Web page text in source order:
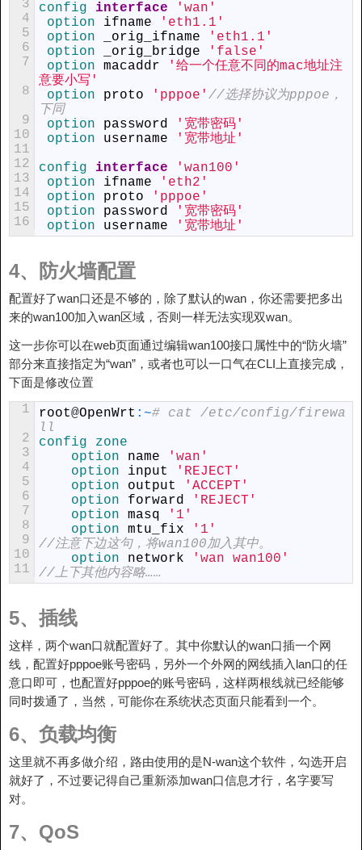
3
4
5
6
7
8
9
10
11
12
13
14
15
16
config interface
'wan'
option ifname
'eth1.1'
option
_orig_ifname
'eth1.1'
option
_orig_bridge
'false'
option macaddr
'给一个任意不同的mac地址注
意要小写'
option proto 'pppoe' //选择协议为pppoe，
下同
option password
'宽带密码'
option username
'宽带地址'
config interface
'wan100'
option ifname
'eth2'
option proto
'pppoe'
option password
'宽带密码'
option username '宽带地址'
4、防火墙配置
配置好了wan口还是不够的，除了默认的wan，你还需要把多出
来的wan100加入wan区域，否则一样无法实现双wan。
这一步你可以在web页面通过编辑wan100接口属性中的“防火墙”
部分来直接指定为“wan”，或者也可以一口气在CLI上直接完成，
下面是修改位置
1
2
3
4
5
6
7
8
9
10
11
root@OpenWrt : ~# cat /etc/config/firewa
ll
config zone
option name
'wan'
option input
'REJECT'
option output
'ACCEPT'
option forward
'REJECT'
option masq
'1'
option mtu_fix
'1'
//注意下边这句，将wan100加入其中。
option network
'wan wan100'
//上下其他内容略……
5、插线
这样，两个wan口就配置好了。其中你默认的wan口插一个网
线，配置好pppoe账号密码，另外一个外网的网线插入lan口的任
意口即可，也配置好pppoe的账号密码，这样两根线就已经能够
同时拨通了，当然，可能你在系统状态页面只能看到一个。
6、负载均衡
这里就不再多做介绍，路由使用的是N-wan这个软件，勾选开启
就好了，不过要记得自己重新添加wan口信息才行，名字要写
对。
7、QoS